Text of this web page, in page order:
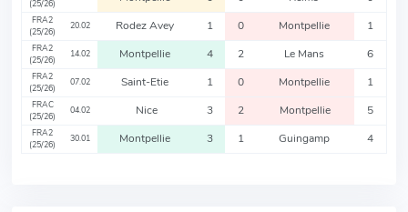
(25/26)
FRA2
(25/26)
20.02 Rodez Avey 1 0 Montpellie 1
FRA2
(25/26)
14.02 Montpellie 4 2 Le Mans 6
FRA2
(25/26)
07.02 Saint-Etie 1 0 Montpellie 1
FRAC
(25/26)
04.02 Nice 3 2 Montpellie 5
FRA2
(25/26)
30.01 Montpellie 3 1 Guingamp 4